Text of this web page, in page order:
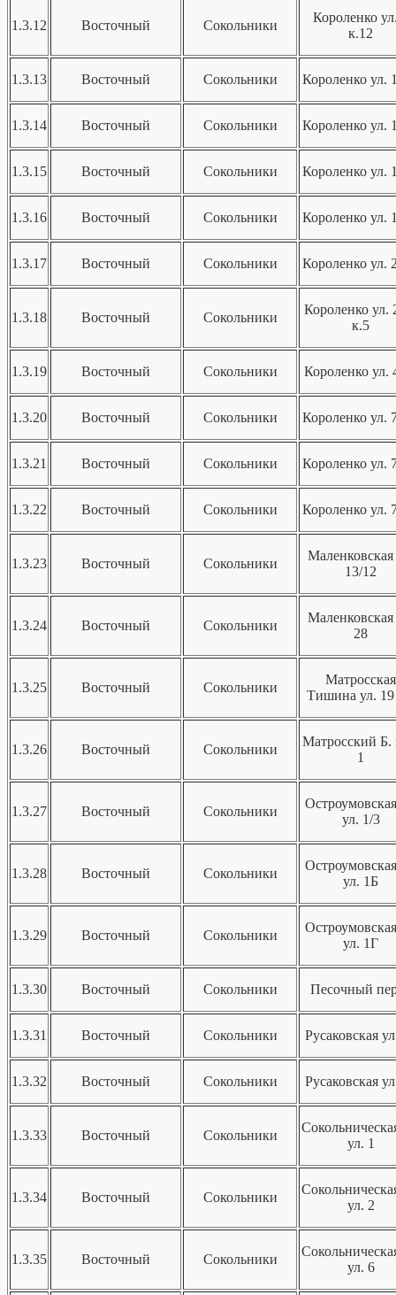
1.3.12 Восточный Сокольники
Короленко
к.12
1.3.13 Восточный Сокольники Короленко ул.
1.3.14 Восточный Сокольники Короленко ул.
1.3.15 Восточный Сокольники Короленко ул.
1.3.16 Восточный Сокольники Короленко ул.
1.3.17 Восточный Сокольники Короленко ул.
1.3.18 Восточный Сокольники
Короленко ул.
к.5
1.3.19 Восточный Сокольники Короленко ул.
1.3.20 Восточный Сокольники Короленко ул.
1.3.21 Восточный Сокольники Короленко ул.
1.3.22 Восточный Сокольники Короленко ул.
1.3.23 Восточный Сокольники
Маленковская
13/12
1.3.24 Восточный Сокольники
Маленковская
28
1.3.25 Восточный Сокольники
Матросская
Тишина ул. 19
1.3.26 Восточный Сокольники
Матросский Б.
1
1.3.27 Восточный Сокольники
ул. 1/3
1.3.28 Восточный Сокольники
ул. 1Б
1.3.29 Восточный Сокольники
ул. 1Г
1.3.30 Восточный Сокольники Песочный
1.3.31 Восточный Сокольники Русаковская
1.3.32 Восточный Сокольники Русаковская
1.3.33 Восточный Сокольники
ул. 1
1.3.34 Восточный Сокольники
ул. 2
1.3.35 Восточный Сокольники
ул. 6